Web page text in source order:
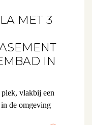
MET 3
IN
plek, vlakbij een
de omgeving